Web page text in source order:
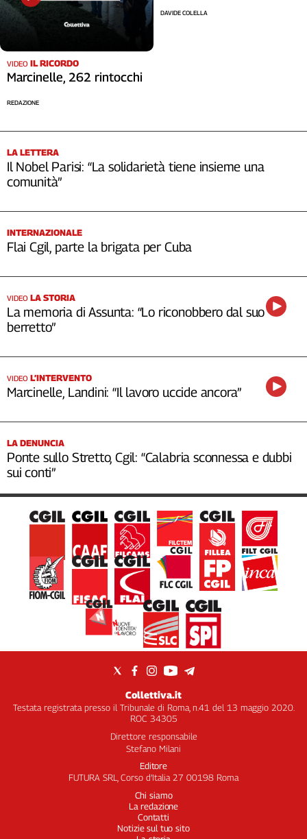
VIDEO IL RICORDO
Marcinelle, 262 rintocchi
REDAZIONE
DAVIDE COLELLA
LA LETTERA
Il Nobel Parisi: “La solidarietà tiene insieme una
comunità”
INTERNAZIONALE
Flai Cgil, parte la brigata per Cuba
VIDEO LA STORIA
La memoria di Assunta: “Lo riconobbero dal suo
berretto”
VIDEO L’INTERVENTO
Marcinelle, Landini: “Il lavoro uccide ancora”
LA DENUNCIA
Ponte sullo Stretto, Cgil: “Calabria sconnessa e dubbi
sui conti”
Collettiva.it
Testata registrata presso il Tribunale di Roma, n.41 del 13 maggio 2020.
ROC 34305
Direttore responsabile
Stefano Milani
Editore
FUTURA SRL, Corso d’Italia 27 00198 Roma
Chi siamo
La redazione
Contatti
Notizie sul tuo sito